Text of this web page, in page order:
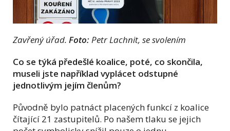
Zavřený úřad. Foto: Petr Lachnit, se svolením
Co se týká předešlé koalice, poté, co skončila,
museli jste například vyplácet odstupné
jednotlivým jejím členům?
Původně bylo patnáct placených funkcí z koalice
čítající 21 zastupitelů. Po našem tlaku se jejich